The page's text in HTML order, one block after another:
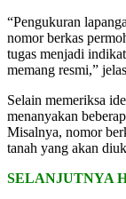
“Pengukuran
nomor berkas
tugas menjadi
memang resmi,”
Selain memeriksa
menanyakan
Misalnya, nomor
tanah yang akan
SELANJUTNYA